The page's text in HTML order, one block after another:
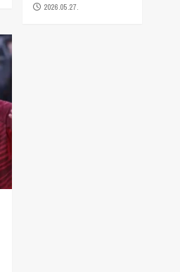
2026.05.27.